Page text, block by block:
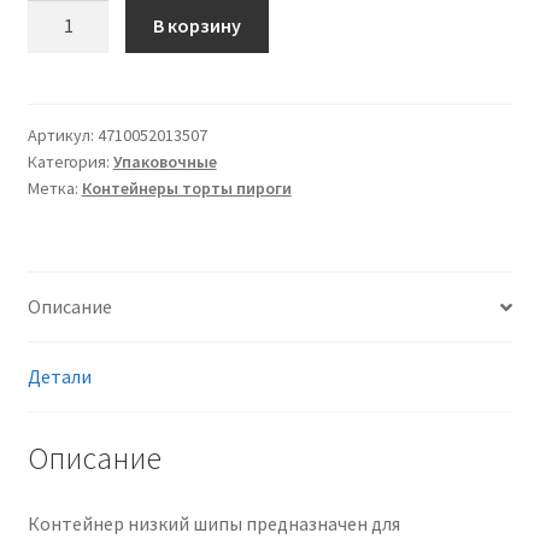
ИП
52
плотность
шипы,
В корзину
Артикул: 4710052013507
Категория: Упаковочные
Метка: Контейнеры торты пироги
Описание
Детали
Описание
Контейнер низкий шипы предназначен для